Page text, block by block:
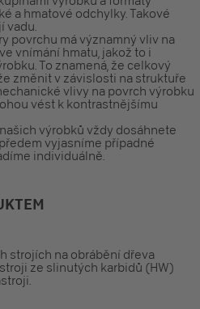
a hmatové odchylky. Takové
vadu.
povrchu má významný vliv na
vnímání hmatu, jakož to i
To znamená, že celkový
změnit v závislosti na struktuře
vlivy na povrch výrobku
vést k kontrastnějšímu
výrobků vždy dosáhnete
vyjasníme případné
individuálně.
strojích na obrábění dřeva
ze slinutých karbidů (HW)